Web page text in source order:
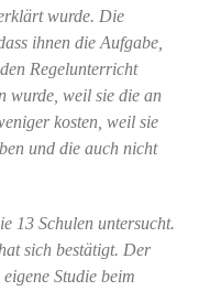
wurde. Die
ihnen die Aufgabe,
Regelunterricht
wurde, weil sie die an
kosten, weil sie
und die auch nicht
13 Schulen untersucht.
sich bestätigt. Der
Studie beim